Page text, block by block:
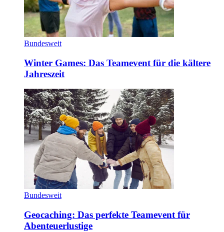
Bundesweit
Winter Games: Das Teamevent für die kältere
Jahreszeit
Bundesweit
Geocaching: Das perfekte Teamevent für
Abenteuerlustige